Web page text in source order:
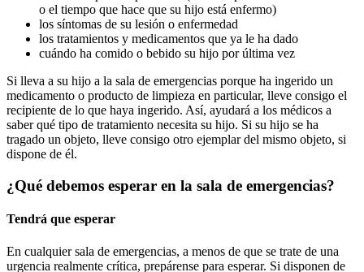
o el tiempo que hace que su hijo está enfermo)
los síntomas de su lesión o enfermedad
los tratamientos y medicamentos que ya le ha dado
cuándo ha comido o bebido su hijo por última vez
Si lleva a su hijo a la sala de emergencias porque ha ingerido un
medicamento o producto de limpieza en particular, lleve consigo el
recipiente de lo que haya ingerido. Así, ayudará a los médicos a
saber qué tipo de tratamiento necesita su hijo. Si su hijo se ha
tragado un objeto, lleve consigo otro ejemplar del mismo objeto, si
dispone de él.
¿Qué debemos esperar en la sala de emergencias?
Tendrá que esperar
En cualquier sala de emergencias, a menos de que se trate de una
urgencia realmente crítica, prepárense para esperar. Si disponen de